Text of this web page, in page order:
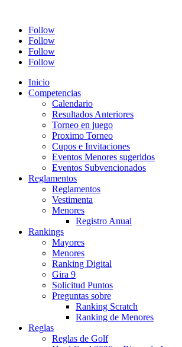
Follow
Follow
Follow
Follow
Inicio
Competencias
Calendario
Resultados Anteriores
Torneo en juego
Proximo Torneo
Cupos e Invitaciones
Eventos Menores sugeridos
Eventos Subvencionados
Reglamentos
Reglamentos
Vestimenta
Menores
Registro Anual
Rankings
Mayores
Menores
Ranking Digital
Gira 9
Solicitud Puntos
Preguntas sobre
Ranking Scratch
Ranking de Menores
Reglas
Reglas de Golf